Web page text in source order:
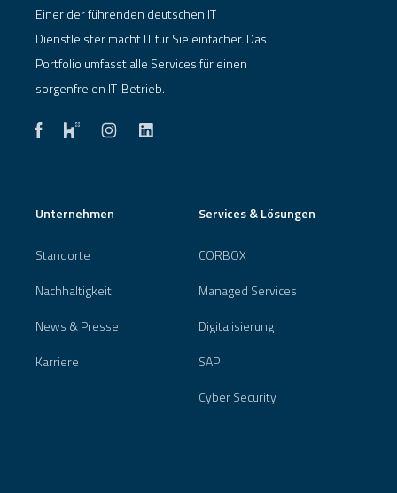
Einer der führenden deutschen IT
Dienstleister macht IT für Sie einfacher. Das
Portfolio umfasst alle Services für einen
sorgenfreien IT-Betrieb.
Unternehmen
Standorte
Nachhaltigkeit
News & Presse
Karriere
Services & Lösungen
CORBOX
Managed Services
Digitalisierung
SAP
Cyber Security